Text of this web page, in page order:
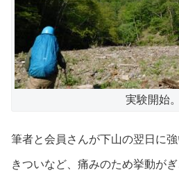
実験開始。
筆者と会員さんが下山の翌日に
きついなど、痛みのため挙動が